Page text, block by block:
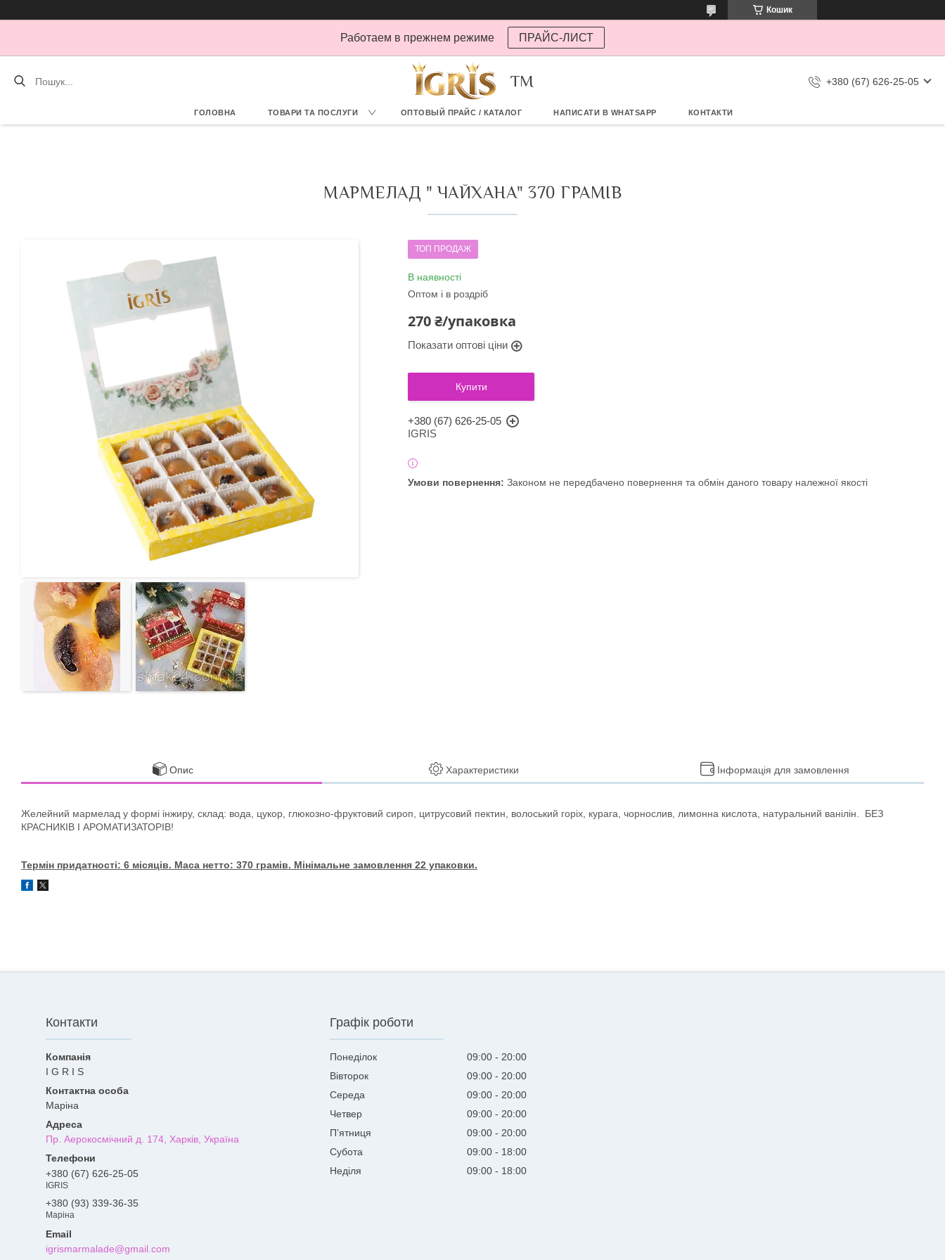
Кошик
Работаем в прежнем режиме ПРАЙС-ЛИСТ
TM +380 (67) 626-25-05
ГОЛОВНА ТОВАРИ ТА ПОСЛУГИ ОПТОВЫЙ ПРАЙС / КАТАЛОГ НАПИСАТИ В WHATSAPP КОНТАКТИ
МАРМЕЛАД " ЧАЙХАНА" 370 ГРАМІВ
ТОП ПРОДАЖ
В наявності
Оптом і в роздріб
270 ₴/упаковка
Показати оптові ціни
Купити
+380 (67) 626-25-05
IGRIS
Законом не передбачено повернення та обмін даного товару належної якості
Опис Характеристики Інформація для замовлення
Желейний мармелад у формі інжиру, склад: вода, цукор, глюкозно-фруктовий сироп, цитрусовий пектин, волоський горіх, курага, чорнослив, лимонна кислота, натуральний ванілін. БЕЗ
КРАСНИКІВ І АРОМАТИЗАТОРІВ!
Термін придатності: 6 місяців. Маса нетто: 370 грамів. Мінімальне замовлення 22 упаковки.
Контакти
I G R I S
Марiна
Пр. Аерокосмiчний д. 174, Харків, Україна
+380 (67) 626-25-05
IGRIS
+380 (93) 339-36-35
Марiна
igrismarmalade@gmail.com
Графік роботи
Понеділок 09:00
20:00
Вівторок
09:00
20:00
Середа
09:00
20:00
Четвер
09:00
20:00
Пʼятниця
09:00
20:00
Субота
09:00
18:00
Неділя
09:00 18:00